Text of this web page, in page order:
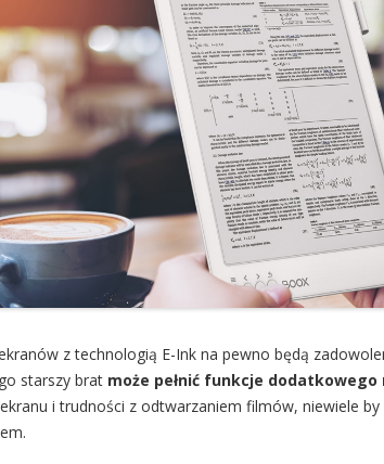
z technologią E-Ink na pewno będą
starszy brat może pełnić funkcje
i trudności z odtwarzaniem filmów, niewiele